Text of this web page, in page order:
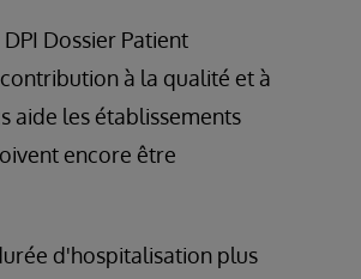
Dossier Patient
à la qualité et à
aide les établissements
encore être
d'hospitalisation plus